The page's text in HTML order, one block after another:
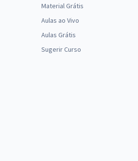
Material Grátis
Aulas ao Vivo
Aulas Grátis
Sugerir Curso